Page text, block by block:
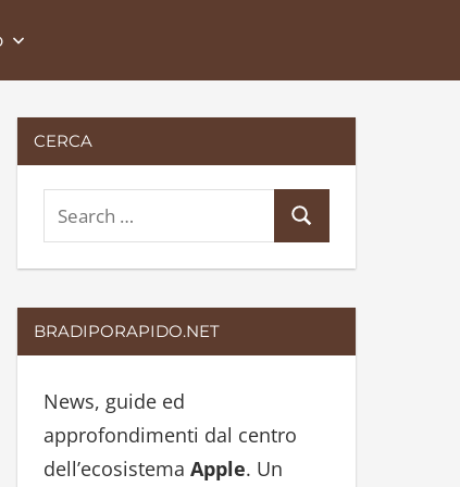
CERCA
e
a
r
c
f
o
r
e
c
BRADIPORAPIDO.NET
News, guide ed
approfondimenti dal centro
dell’ecosistema Apple. Un